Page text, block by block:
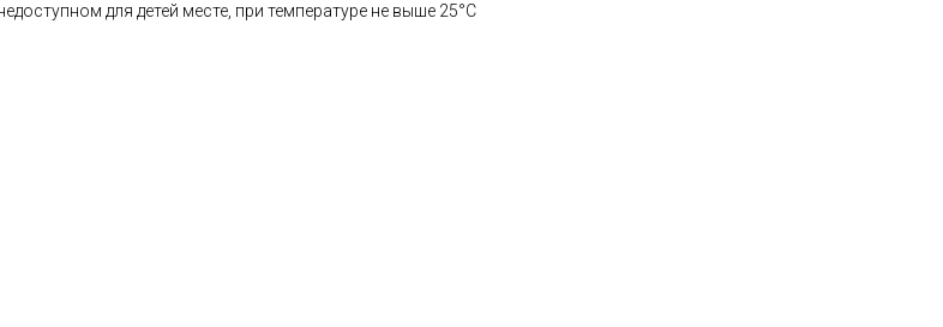
для детей месте, при температуре не выше 25°C